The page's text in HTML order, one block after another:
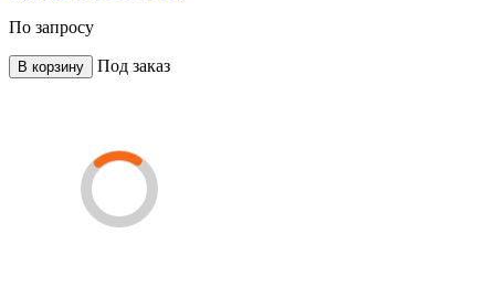
По запросу
В корзину Под заказ